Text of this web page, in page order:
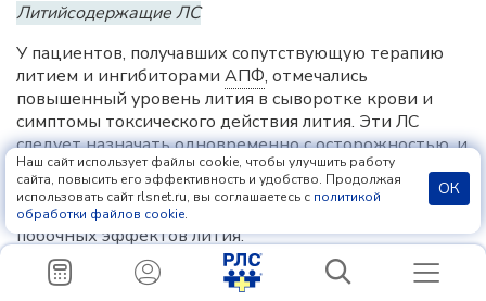
Литийсодержащие ЛС
У пациентов, получавших сопутствующую терапию
литием и ингибиторами АПФ, отмечались
повышенный уровень лития в сыворотке крови и
симптомы токсического действия лития. Эти ЛС
следует назначать одновременно с осторожностью, и
рекомендуется частый контроль уровня лития в
сыворотке крови. При одновременном применении
диуретика возможно увеличение риска развития
побочных эффектов лития.
Сердечные гликозиды
Наш сайт использует файлы cookie, чтобы улучшить работу
сайта, повысить его эффективность и удобство. Продолжая
использовать сайт rlsnet.ru, вы соглашаетесь с политикой
обработки файлов cookie.
ОК